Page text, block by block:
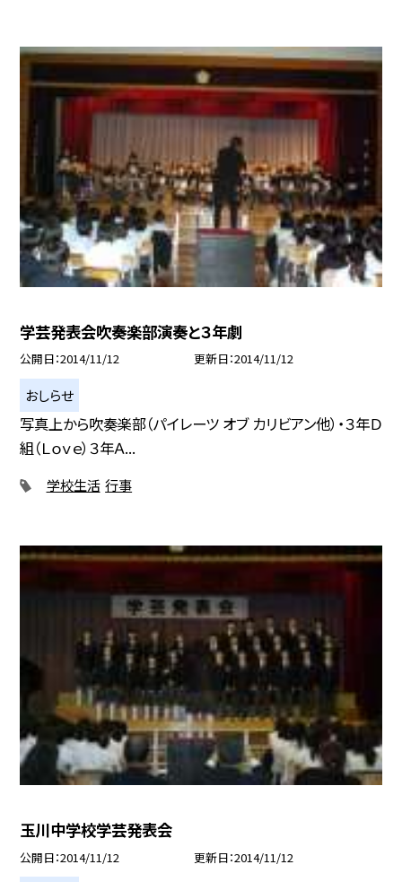
学芸発表会吹奏楽部演奏と３年劇
公開日 2014/11/12 更新日 2014/11/12
おしらせ
写真上から吹奏楽部（パイレーツ オブ カリビアン他）・３年Ｄ
組（Ｌｏｖｅ）３年Ａ...
学校生活 行事
玉川中学校学芸発表会
公開日 2014/11/12 更新日 2014/11/12